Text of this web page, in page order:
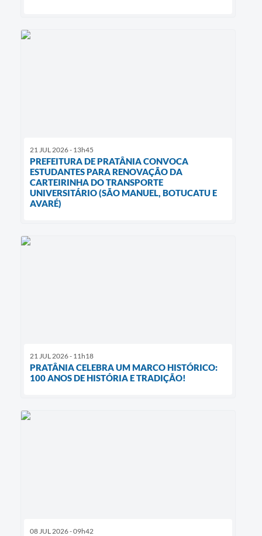
21 JUL 2026 - 13h45
PREFEITURA DE PRATÂNIA CONVOCA
ESTUDANTES PARA RENOVAÇÃO DA
CARTEIRINHA DO TRANSPORTE
UNIVERSITÁRIO (SÃO MANUEL, BOTUCATU E
AVARÉ)
21 JUL 2026 - 11h18
PRATÂNIA CELEBRA UM MARCO HISTÓRICO:
100 ANOS DE HISTÓRIA E TRADIÇÃO!
08 JUL 2026 - 09h42